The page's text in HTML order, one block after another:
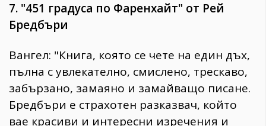
7. "451 градуса по Фаренхайт" от Рей
Бредбъри
Вангел: "Книга, която се чете на един дъх,
пълна с увлекателно, смислено, трескаво,
забързано, замаяно и замайващо писане.
Бредбъри е страхотен разказвач, който
вае красиви и интересни изречения и